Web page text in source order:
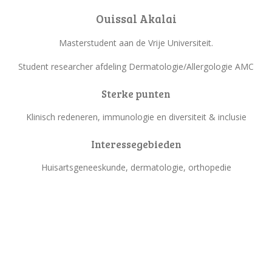
Ouissal Akalai
Masterstudent aan de Vrije Universiteit.
Student researcher afdeling Dermatologie/Allergologie AMC
Sterke punten
Klinisch redeneren, immunologie en diversiteit & inclusie
Interessegebieden
Huisartsgeneeskunde, dermatologie, orthopedie